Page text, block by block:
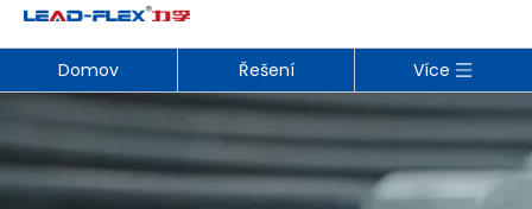
Domov Řešení Více